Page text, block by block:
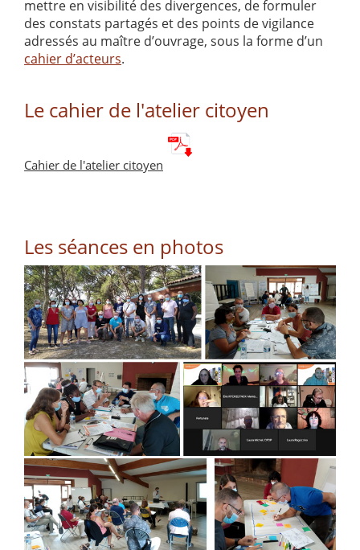
mettre en visibilité des divergences, de formuler
des constats partagés et des points de vigilance
adressés au maître d’ouvrage, sous la forme d’un
cahier d’acteurs.
Le cahier de l'atelier citoyen
Cahier de l'atelier citoyen
Les séances en photos